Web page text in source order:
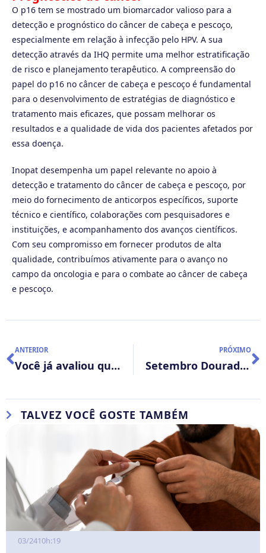
O p16 tem se mostrado um biomarcador valioso para a
detecção e prognóstico do câncer de cabeça e pescoço,
especialmente em relação à infecção pelo HPV. A sua
detecção através da IHQ permite uma melhor estratificação
de risco e planejamento terapêutico. A compreensão do
papel do p16 no câncer de cabeça e pescoço é fundamental
para o desenvolvimento de estratégias de diagnóstico e
tratamento mais eficazes, que possam melhorar os
resultados e a qualidade de vida dos pacientes afetados por
essa doença.
Inopat desempenha um papel relevante no apoio à
detecção e tratamento do câncer de cabeça e pescoço, por
meio do fornecimento de anticorpos específicos, suporte
técnico e científico, colaborações com pesquisadores e
instituições, e acompanhamento dos avanços científicos.
Com seu compromisso em fornecer produtos de alta
qualidade, contribuímos ativamente para o avanço no
campo da oncologia e para o combate ao câncer de cabeça
e pescoço.
ANTERIOR
Você já avaliou quão robusto é o seu painel de anticorpos para diagnóstico de melanoma?
PRÓXIMO
Setembro Dourado: Juntos na Conscientização do Câncer Infantil
TALVEZ VOCÊ GOSTE TAMBÉM
03/2410h:19